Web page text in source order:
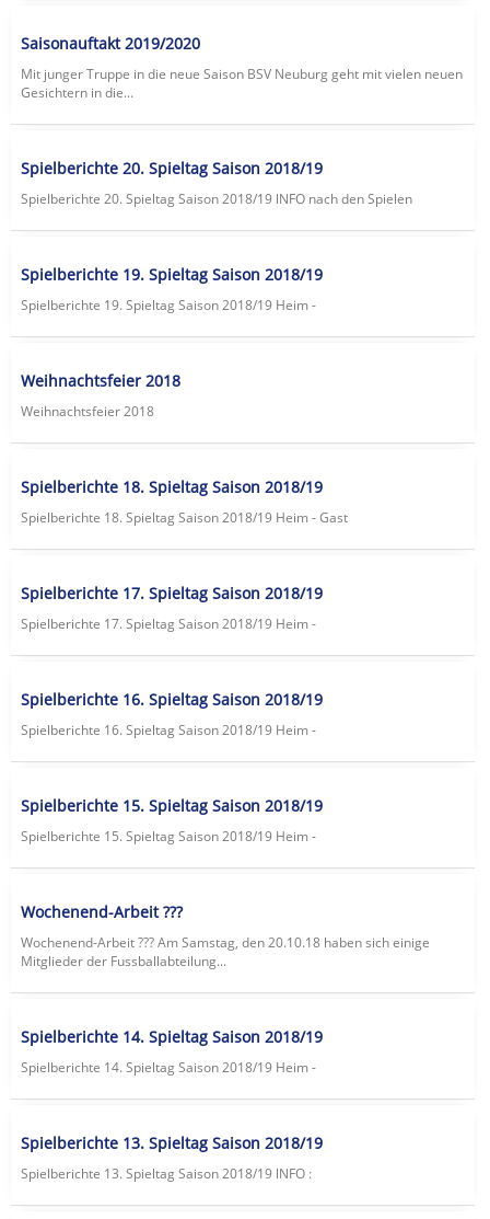
Saisonauftakt 2019/2020
Mit junger Truppe in die neue Saison BSV Neuburg geht mit vielen neuen
Gesichtern in die...
Spielberichte 20. Spieltag Saison 2018/19
Spielberichte 20. Spieltag Saison 2018/19 lNFO nach den Spielen
Spielberichte 19. Spieltag Saison 2018/19
Spielberichte 19. Spieltag Saison 2018/19 Heim -
Weihnachtsfeier 2018
Weihnachtsfeier 2018
Spielberichte 18. Spieltag Saison 2018/19
Spielberichte 18. Spieltag Saison 2018/19 Heim - Gast
Spielberichte 17. Spieltag Saison 2018/19
Spielberichte 17. Spieltag Saison 2018/19 Heim -
Spielberichte 16. Spieltag Saison 2018/19
Spielberichte 16. Spieltag Saison 2018/19 Heim -
Spielberichte 15. Spieltag Saison 2018/19
Spielberichte 15. Spieltag Saison 2018/19 Heim -
Wochenend-Arbeit ???
Wochenend-Arbeit ??? Am Samstag, den 20.10.18 haben sich einige
Mitglieder der Fussballabteilung...
Spielberichte 14. Spieltag Saison 2018/19
Spielberichte 14. Spieltag Saison 2018/19 Heim -
Spielberichte 13. Spieltag Saison 2018/19
Spielberichte 13. Spieltag Saison 2018/19 lNFO :